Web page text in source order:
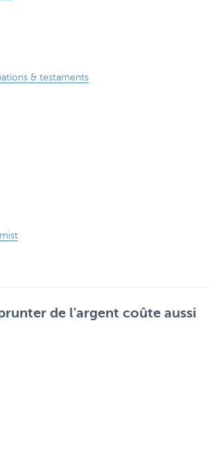
& testaments
de l'argent coûte aussi